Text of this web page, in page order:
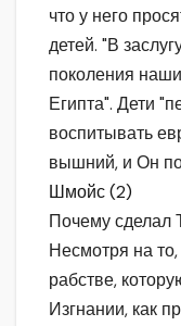
что у него
детей. "В
поколения
Египта". Дети
воспитывать
вышний, и Он
Шмойс (2)
Почему сделал
Несмотря на
рабстве,
Изгнании, как